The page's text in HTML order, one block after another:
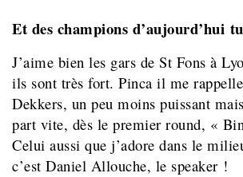
Et des champions d’aujourd’hui
J’aime bien les gars de St Fons à
ils sont très fort. Pinca il me
Dekkers, un peu moins puissant
part vite, dès le premier round, «
Celui aussi que j’adore dans le
c’est Daniel Allouche, le speaker !